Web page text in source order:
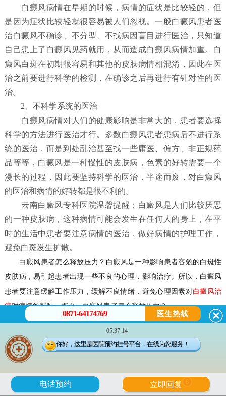
白癜风病情在早期的时候，病情的症状是比较轻的，但
是因为症状比较轻就很容易被人们忽视。一般白癜风患者医
治白癜风不确诊、不分型、不找病因盲目进行医治，只知道
自己患上了白癜风见药就用，从而造成白癜风病情加重。白
癜风白斑在初期很容易和其他的皮肤病情相混淆，因此在医
治之前要进行科学的检测，在确诊之后再进行有针对性的医
治。
2、不科学系统的医治
白癜风病情对人们的健康影响是非常大的，患者要选择
科学的方法进行医治才行。多数白癜风患者患病后不进行系
统的医治，而是到处乱治甚至找一些庸医、偏方、非正规药
品等等，白癜风是一种慢性的皮肤病，色素的好转需要一个
漫长的过程，因此要坚持科学的医治，半途而废，对白癜风
的医治和病情的好转都是很不利的。
云南白癜风专科医院温馨提醒：白癜风是人们比较厌恶
的一种皮肤病，这种病情可能会发生在任何人的身上，在平
时的生活中患者要注意病情的医治，做好病情的护理工作，
避免白斑发生扩散。
白癜风患者怎么释放压力？ 白癜风是一种影响患者容貌的白斑性
皮肤病，易引起患者出现一些不良的心理，影响治疗。所以，白癜风
患者要注意缓解工作压力，缓解不良情绪，避免心理因素对白癜风治
疗对病情的影响。那么，白癜风患者怎么释放压力？
白癜风患者怎么释放压力？
一，白癜风患者应放松自己。患上白癜风后，患者应放松自己，
遇到不公平和有意见的事情要坦率地说出来，不要压在心里，患者可
通过发泄以消不快之气，例如面对沙包或人头偶像猛打几拳，或者大
0871-64174769 医生热线
05:37:14
你好，这里是医院预约挂号平台，在线为您服务！
电话预约 立即回复